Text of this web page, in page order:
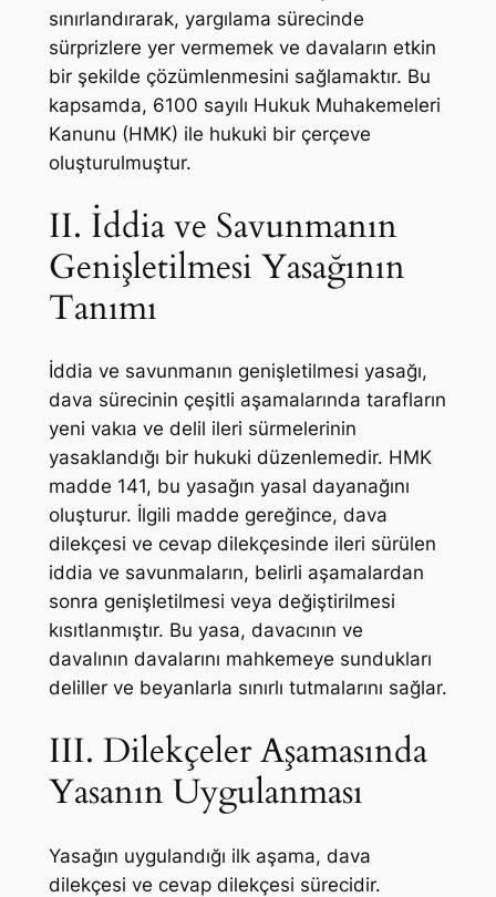
sınırlandırarak, yargılama sürecinde
sürprizlere yer vermemek ve davaların etkin
bir şekilde çözümlenmesini sağlamaktır. Bu
kapsamda, 6100 sayılı Hukuk Muhakemeleri
Kanunu (HMK) ile hukuki bir çerçeve
oluşturulmuştur.
II. İddia ve Savunmanın
Genişletilmesi Yasağının
Tanımı
İddia ve savunmanın genişletilmesi yasağı,
dava sürecinin çeşitli aşamalarında tarafların
yeni vakıa ve delil ileri sürmelerinin
yasaklandığı bir hukuki düzenlemedir. HMK
madde 141, bu yasağın yasal dayanağını
oluşturur. İlgili madde gereğince, dava
dilekçesi ve cevap dilekçesinde ileri sürülen
iddia ve savunmaların, belirli aşamalardan
sonra genişletilmesi veya değiştirilmesi
kısıtlanmıştır. Bu yasa, davacının ve
davalının davalarını mahkemeye sundukları
deliller ve beyanlarla sınırlı tutmalarını sağlar.
III. Dilekçeler Aşamasında
Yasanın Uygulanması
Yasağın uygulandığı ilk aşama, dava
dilekçesi ve cevap dilekçesi sürecidir.